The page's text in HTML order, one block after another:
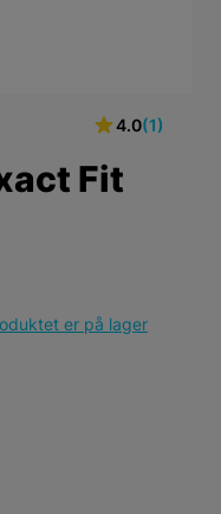
4.0(1)
Fit
er på lager